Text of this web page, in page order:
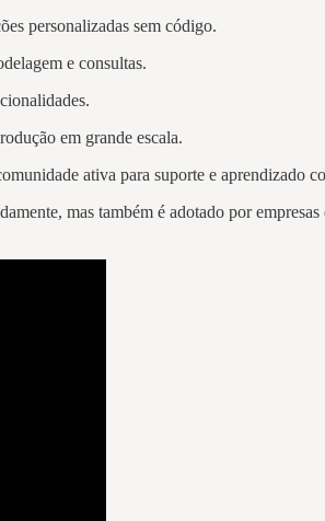
personalizadas sem código.
e consultas.
em grande escala.
ativa para suporte e aprendizado
mas também é adotado por